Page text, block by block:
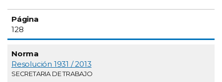
128
Resolución 1931 / 2013
SECRETARIA DE TRABAJO